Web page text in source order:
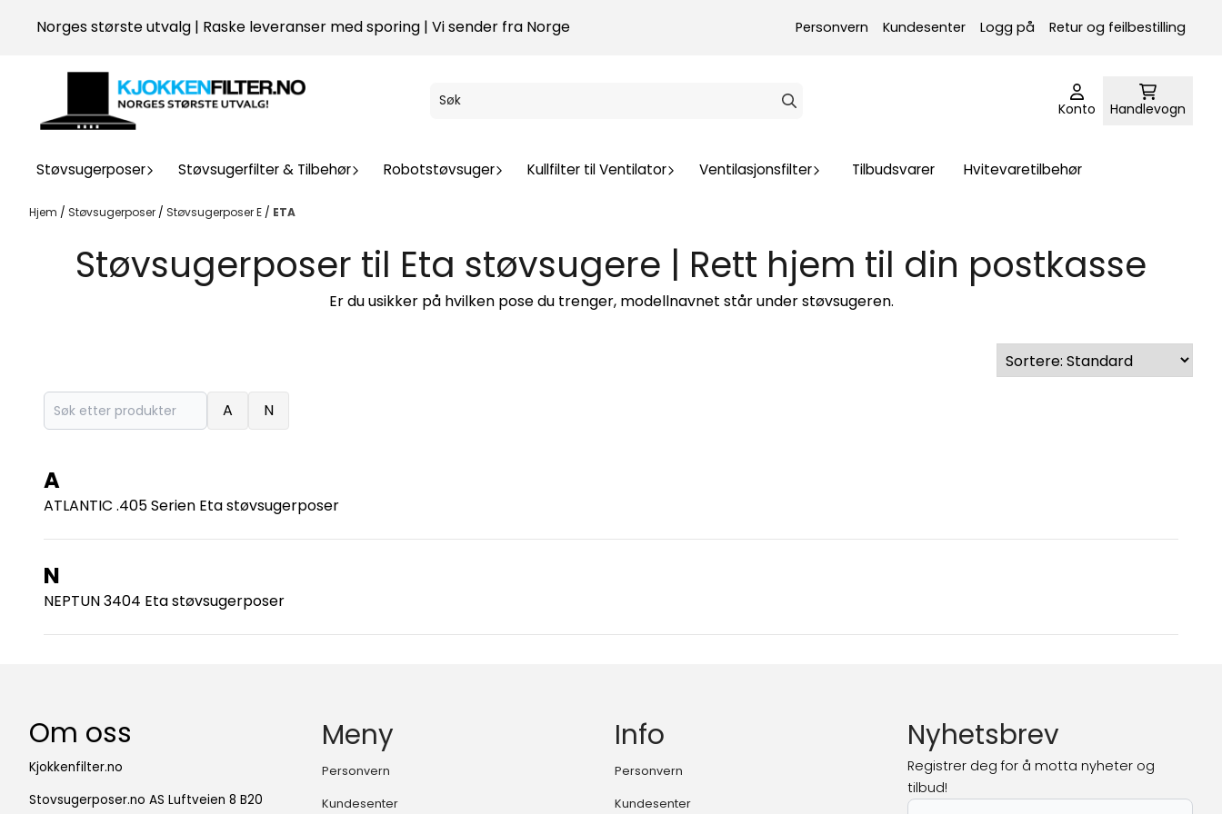
Hopp til innhold
Norges største utvalg | Raske leveranser med sporing | Vi sender fra Norge Personvern Kundesenter Logg på Retur og feilbestilling
Konto Handlevogn
Støvsugerposer Støvsugerfilter & Tilbehør Robotstøvsuger Kullfilter til Ventilator Ventilasjonsfilter Tilbudsvarer Hvitevaretilbehør
Hjem / Støvsugerposer / Støvsugerposer E / ETA
Støvsugerposer til Eta støvsugere | Rett hjem til din postkasse
Er du usikker på hvilken pose du trenger, modellnavnet står under støvsugeren.
A N
A
ATLANTIC .405 Serien Eta støvsugerposer
N
NEPTUN 3404 Eta støvsugerposer
Om oss
Kjokkenfilter.no
Stovsugerposer.no AS Luftveien 8 B20
Meny
Personvern
Kundesenter
Info
Personvern
Kundesenter
Nyhetsbrev
Registrer deg for å motta nyheter og
tilbud!
E-post